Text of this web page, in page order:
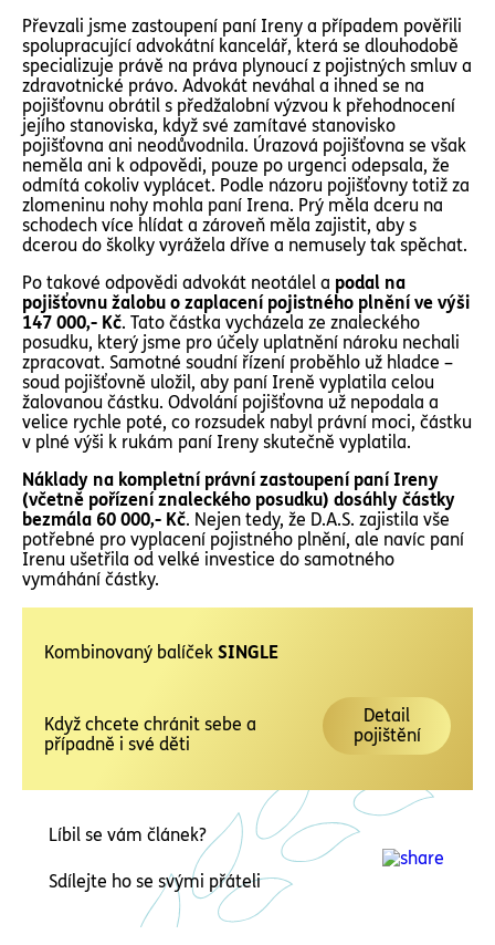
Převzali jsme zastoupení paní Ireny a případem pověřili
spolupracující advokátní kancelář, která se dlouhodobě
specializuje právě na práva plynoucí z pojistných smluv a
zdravotnické právo. Advokát neváhal a ihned se na
pojišťovnu obrátil s předžalobní výzvou k přehodnocení
jejího stanoviska, když své zamítavé stanovisko
pojišťovna ani neodůvodnila. Úrazová pojišťovna se však
neměla ani k odpovědi, pouze po urgenci odepsala, že
odmítá cokoliv vyplácet. Podle názoru pojišťovny totiž za
zlomeninu nohy mohla paní Irena. Prý měla dceru na
schodech více hlídat a zároveň měla zajistit, aby s
dcerou do školky vyrážela dříve a nemusely tak spěchat.
Po takové odpovědi advokát neotálel a podal na
pojišťovnu žalobu o zaplacení pojistného plnění ve výši
147 000,- Kč. Tato částka vycházela ze znaleckého
posudku, který jsme pro účely uplatnění nároku nechali
zpracovat. Samotné soudní řízení proběhlo už hladce –
soud pojišťovně uložil, aby paní Ireně vyplatila celou
žalovanou částku. Odvolání pojišťovna už nepodala a
velice rychle poté, co rozsudek nabyl právní moci, částku
v plné výši k rukám paní Ireny skutečně vyplatila.
Náklady na kompletní právní zastoupení paní Ireny
(včetně pořízení znaleckého posudku) dosáhly částky
bezmála 60 000,- Kč. Nejen tedy, že D.A.S. zajistila vše
potřebné pro vyplacení pojistného plnění, ale navíc paní
Irenu ušetřila od velké investice do samotného
vymáhání částky.
Kombinovaný balíček SINGLE
Když chcete chránit sebe a
případně i své děti
Detail
pojištění
Líbil se vám článek?
Sdílejte ho se svými přáteli